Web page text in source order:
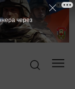
через